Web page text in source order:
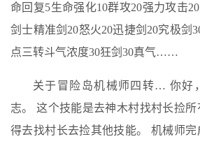
命回复5生命强化10群攻20强力攻击
剑士精准剑20怒火20迅捷剑20究极剑
点三转斗气浓度30狂剑30真气……
关于冒险岛机械师四转… 你好
志。 这个技能是去神木村找村长捡
得去找村长去捡其他技能。 机械师